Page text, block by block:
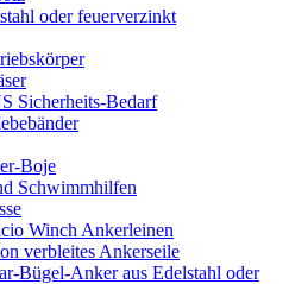
oder feuerverzinkt
Sicherheits-Bedarf
Boje
Schwimmhilfen
Winch Ankerleinen
verbleites Ankerseile
Bügel-Anker aus Edelstahl oder